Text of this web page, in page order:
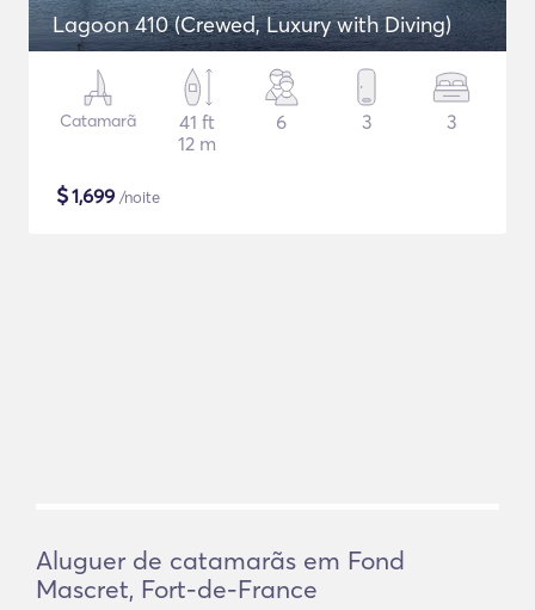
Lagoon 410 (Crewed, Luxury with Diving)
Catamarã
41 ft
12 m
6 3 3
$1,699 /noite
Aluguer de catamarãs em Fond
Mascret, Fort-de-France